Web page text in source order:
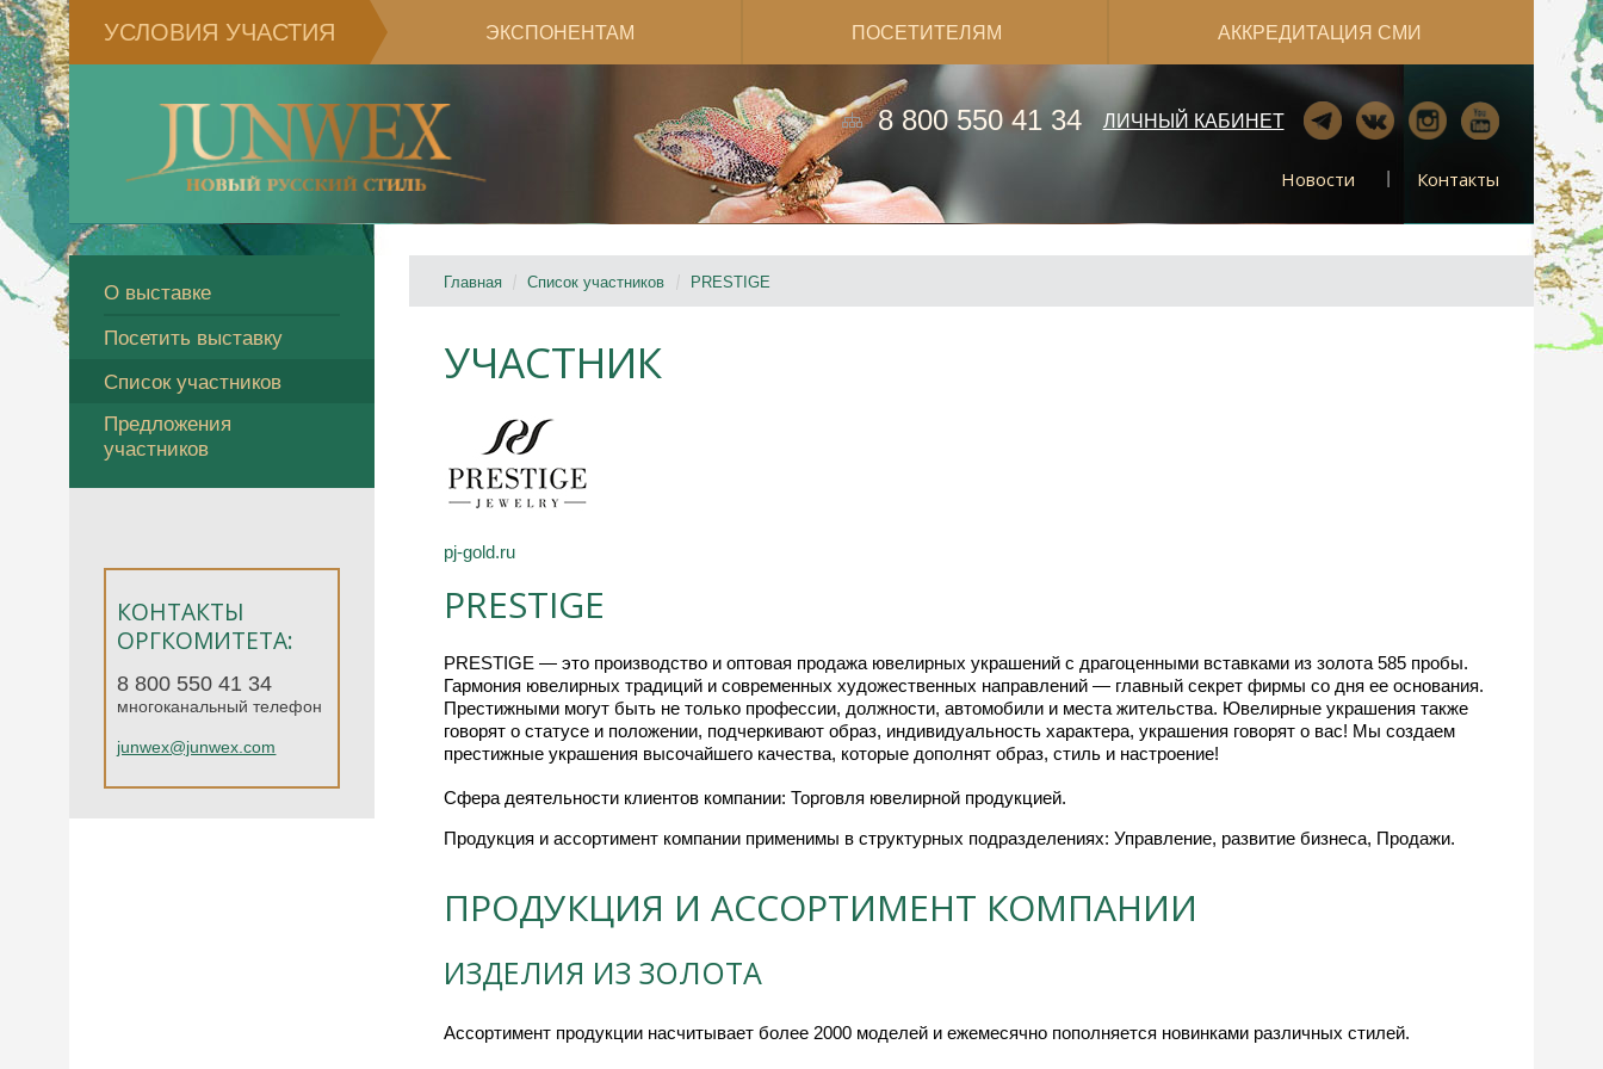
УСЛОВИЯ УЧАСТИЯ ЭКСПОНЕНТАМ ПОСЕТИТЕЛЯМ АККРЕДИТАЦИЯ СМИ
8 800 550 41 34 ЛИЧНЫЙ КАБИНЕТ
Новости Контакты
О выставке
Посетить выставку
Список участников
Предложения
участников
КОНТАКТЫ
ОРГКОМИТЕТА:
8 800 550 41 34
многоканальный телефон
junwex@junwex.com
Главная Список участников PRESTIGE
УЧАСТНИК
pj-gold.ru
PRESTIGE
PRESTIGE — это производство и оптовая продажа ювелирных украшений c драгоценными вставками из золота 585 пробы.
Гармония ювелирных традиций и современных художественных направлений — главный секрет фирмы со дня ее основания.
Престижными могут быть не только профессии, должности, автомобили и места жительства. Ювелирные украшения также
говорят о статусе и положении, подчеркивают образ, индивидуальность характера, украшения говорят о вас! Мы создаем
престижные украшения высочайшего качества, которые дополнят образ, стиль и настроение!
Сфера деятельности клиентов компании: Торговля ювелирной продукцией.
Продукция и ассортимент компании применимы в структурных подразделениях: Управление, развитие бизнеса, Продажи.
ПРОДУКЦИЯ И АССОРТИМЕНТ КОМПАНИИ
ИЗДЕЛИЯ ИЗ ЗОЛОТА
Ассортимент продукции насчитывает более 2000 моделей и ежемесячно пополняется новинками различных стилей.